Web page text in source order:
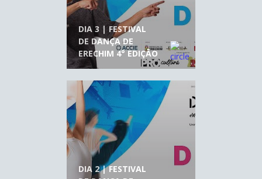
DIA 3 | FESTIVAL
DE DANÇA DE
ERECHIM 4° EDIÇÃO
DIA 2 | FESTIVAL